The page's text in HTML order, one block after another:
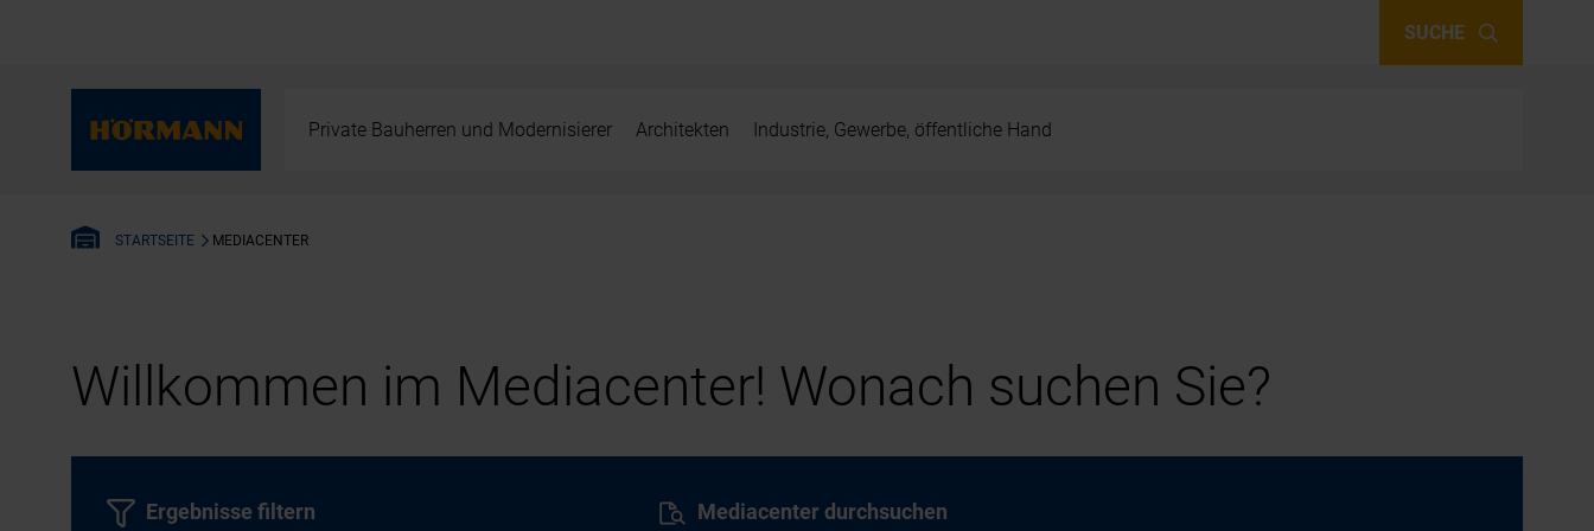
SUCHE
Private Bauherren und Modernisierer Architekten Industrie, Gewerbe, öffentliche Hand
STARTSEITE MEDIACENTER
Willkommen im Mediacenter! Wonach suchen Sie?
Mediacenter durchsuchen
Ergebnisse filtern